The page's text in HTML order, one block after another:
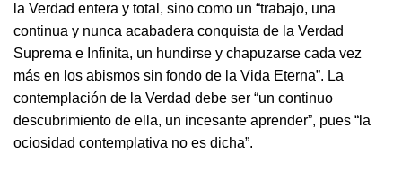
la Verdad entera y total, sino como un “trabajo, una
continua y nunca acabadera conquista de la Verdad
Suprema e Infinita, un hundirse y chapuzarse cada vez
más en los abismos sin fondo de la Vida Eterna”. La
contemplación de la Verdad debe ser “un continuo
descubrimiento de ella, un incesante aprender”, pues “la
ociosidad contemplativa no es dicha”.